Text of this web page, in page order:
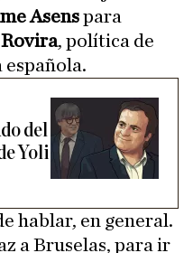
Asenspara
, política de
española.
del
Yoli
hablar, en general.
a Bruselas, para ir